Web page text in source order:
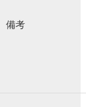
備考